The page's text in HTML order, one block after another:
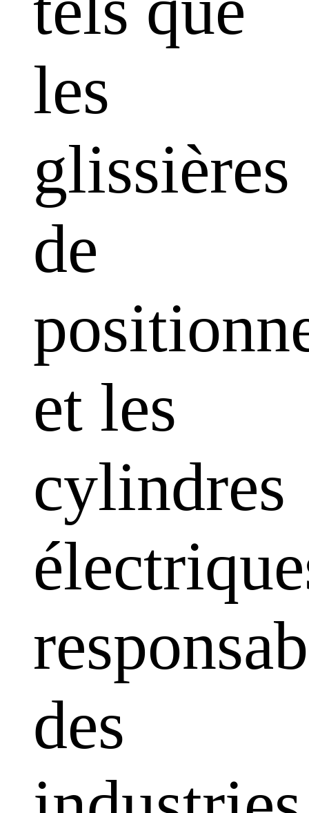
les
glissières
de
et les
cylindres
des